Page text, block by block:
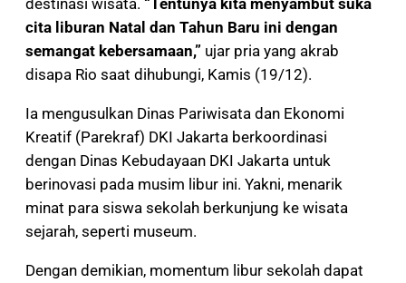
destinasi wisata. “Tentunya kita menyambut suka
cita liburan Natal dan Tahun Baru ini dengan
semangat kebersamaan,” ujar pria yang akrab
disapa Rio saat dihubungi, Kamis (19/12).
Ia mengusulkan Dinas Pariwisata dan Ekonomi
Kreatif (Parekraf) DKI Jakarta berkoordinasi
dengan Dinas Kebudayaan DKI Jakarta untuk
berinovasi pada musim libur ini. Yakni, menarik
minat para siswa sekolah berkunjung ke wisata
sejarah, seperti museum.
Dengan demikian, momentum libur sekolah dapat